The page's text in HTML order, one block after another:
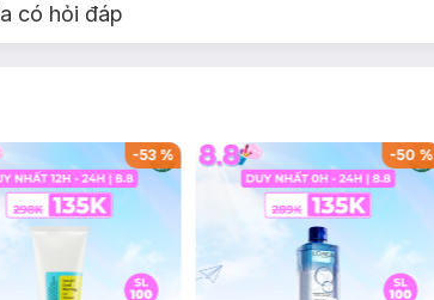
có hỏi đáp
-53% -50 %